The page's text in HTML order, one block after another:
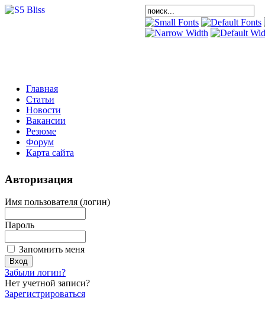
Главная
Статьи
Новости
Вакансии
Резюме
Форум
Карта сайта
Авторизация
Имя пользователя (логин)
Пароль
Запомнить меня
Забыли логин?
Нет учетной записи?
Зарегистрироваться